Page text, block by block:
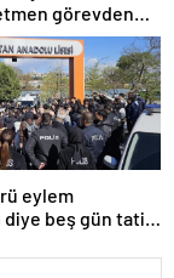
eylem
diye beş gün tatil